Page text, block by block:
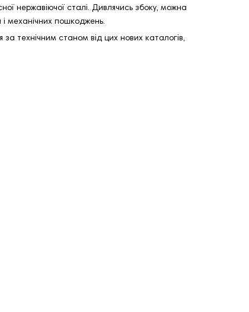
нержавіючої сталі. Дивлячись збоку, можна
механічних пошкоджень.
технічним станом від цих нових каталогів,